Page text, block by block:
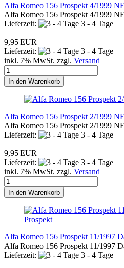
Alfa Romeo 156 Prospekt 4/1999
Alfa Romeo 156 Prospekt 4/1999
Lieferzeit:
3 - 4 Tage
9,95 EUR
Lieferzeit:
3 - 4 Tage
inkl. 7% MwSt. zzgl. Versand
In den Warenkorb
Alfa Romeo 156 Prospekt 2/1999
Alfa Romeo 156 Prospekt 2/1999
Lieferzeit:
3 - 4 Tage
9,95 EUR
Lieferzeit:
3 - 4 Tage
inkl. 7% MwSt. zzgl. Versand
In den Warenkorb
Alfa Romeo 156 Prospekt 11/1997
Alfa Romeo 156 Prospekt 11/1997
Lieferzeit:
3 - 4 Tage